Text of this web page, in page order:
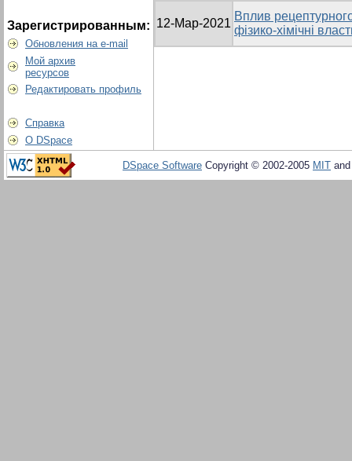
Зарегистрированным:
Обновления на e-mail
Мой архив
ресурсов
Редактировать профиль
Справка
О DSpace
12-Мар-2021
Вплив
фізико-хімічні
DSpace Software Copyright © 2002-2005 MIT